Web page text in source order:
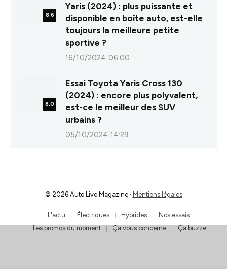
8.6
Yaris (2024) : plus puissante et
disponible en boîte auto, est-elle
toujours la meilleure petite
sportive ?
16/10/2024 06:00
8.0
Essai Toyota Yaris Cross 130
(2024) : encore plus polyvalent,
est-ce le meilleur des SUV
urbains ?
05/10/2024 14:29
© 2026 Auto Live Magazine · Mentions légales
L'actu Électriques Hybrides
Nos essais
Les promos du moment
Ça vous concerne Ça buzze